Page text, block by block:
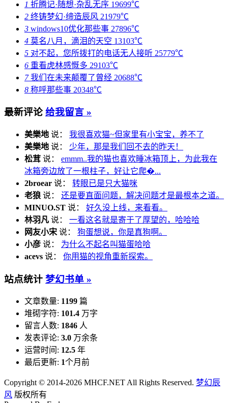
1 折腾记·随想·杂乱无序 19699℃
2 终铸梦幻·缔造辰风 21979℃
3 windows10优化那些事 27896℃
4 莫名八月，滴泪的天空 13103℃
5 对不起，您所拨打的电话无人接听 25779℃
6 重看虎林感慨多 29103℃
7我们在未来颠覆了曾经 20688℃
8 称呼那些事 20348℃
最新评论 给我留言 »
美樂地 说： 我很喜欢猫~但家里有小宝宝，养不了
美樂地 说： 少年，那是我们回不去的昨天！
松茸 说： emmm..我的猫也喜欢睡冰箱顶上，为此我在
冰箱旁边放了一根柱子，好让它爬�...
2broear 说： 转眼已是只大猫咪
老狼 说： 还是要直面问题，解决问题才是最根本之道。
MINUO.ST 说： 好久没上线，来看看。
林羽凡 说： 一看这名就是寄于了厚望的，哈哈哈
网友小宋 说： 狗蛋想说，你是真狗啊。
小彦 说： 为什么不起名叫猫蛋哈哈
acevs 说： 你用猫的视角重新探索。
站点统计 梦幻书单 »
文章数量: 1199 篇
堆砌字符: 101.4 万字
留言人数: 1846 人
发表评论: 3.0 万余条
运营时间: 12.5 年
最后更新: 1个月前
Copyright © 2014-2026 MHCF.NET All Rights Reserved. 梦幻辰
风 版权所有